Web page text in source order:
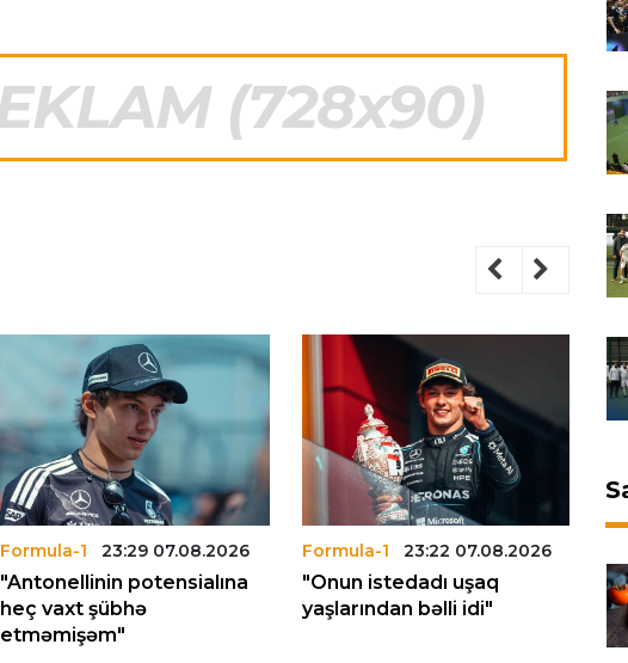
Formula-1 23:29 07.08.2026
"Antonellinin potensialına
heç vaxt şübhə
etməmişəm"
Formula-1 23:22 07.08.2026
"Onun istedadı uşaq
yaşlarından bəlli idi"